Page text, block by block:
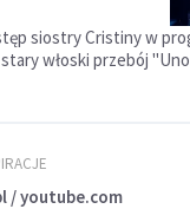
siostry Cristiny w
włoski przebój
/ youtube.com